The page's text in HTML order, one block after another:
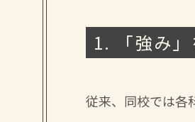
1. 「強み
従来、同校では各